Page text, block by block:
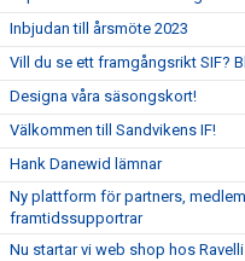
Inbjudan till årsmöte 2023
Vill du se ett framgångsrikt SIF?
Designa våra säsongskort!
Välkommen till Sandvikens IF!
Hank Danewid lämnar
Ny plattform för partners,
framtidssupportrar
Nu startar vi web shop hos Ravelli